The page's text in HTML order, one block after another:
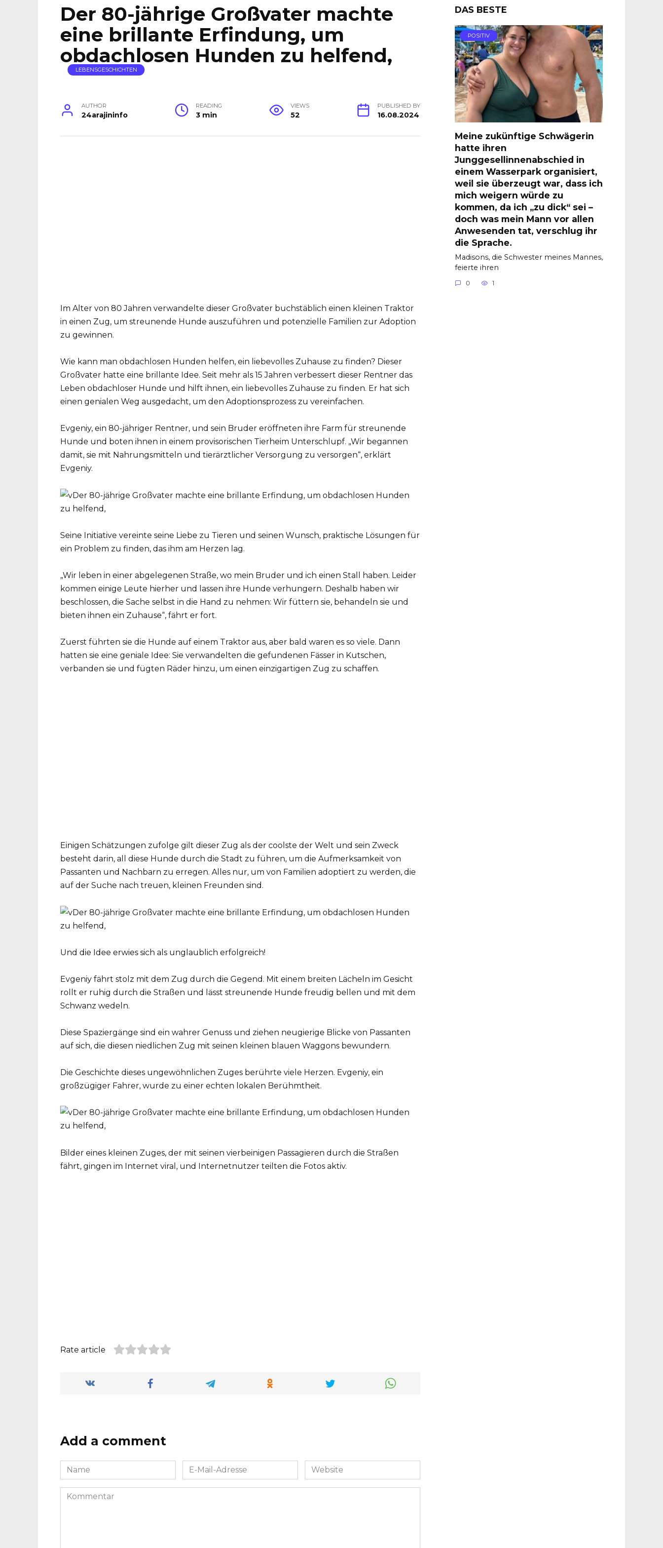
Der 80-jährige Großvater machte
eine brillante Erfindung, um
obdachlosen Hunden zu helfend,
LEBENSGESCHICHTEN
AUTHOR
24arajininfo
READING
3 min
VIEWS
52
PUBLISHED BY
16.08.2024
Im Alter von 80 Jahren verwandelte dieser Großvater buchstäblich einen kleinen Traktor
in einen Zug, um streunende Hunde auszuführen und potenzielle Familien zur Adoption
zu gewinnen.
Wie kann man obdachlosen Hunden helfen, ein liebevolles Zuhause zu finden? Dieser
Großvater hatte eine brillante Idee. Seit mehr als 15 Jahren verbessert dieser Rentner das
Leben obdachloser Hunde und hilft ihnen, ein liebevolles Zuhause zu finden. Er hat sich
einen genialen Weg ausgedacht, um den Adoptionsprozess zu vereinfachen.
Evgeniy, ein 80-jähriger Rentner, und sein Bruder eröffneten ihre Farm für streunende
Hunde und boten ihnen in einem provisorischen Tierheim Unterschlupf. „Wir begannen
damit, sie mit Nahrungsmitteln und tierärztlicher Versorgung zu versorgen“, erklärt
Evgeniy.
Seine Initiative vereinte seine Liebe zu Tieren und seinen Wunsch, praktische Lösungen für
ein Problem zu finden, das ihm am Herzen lag.
„Wir leben in einer abgelegenen Straße, wo mein Bruder und ich einen Stall haben. Leider
kommen einige Leute hierher und lassen ihre Hunde verhungern. Deshalb haben wir
beschlossen, die Sache selbst in die Hand zu nehmen: Wir füttern sie, behandeln sie und
bieten ihnen ein Zuhause“, fährt er fort.
Zuerst führten sie die Hunde auf einem Traktor aus, aber bald waren es so viele. Dann
hatten sie eine geniale Idee: Sie verwandelten die gefundenen Fässer in Kutschen,
verbanden sie und fügten Räder hinzu, um einen einzigartigen Zug zu schaffen.
Einigen Schätzungen zufolge gilt dieser Zug als der coolste der Welt und sein Zweck
besteht darin, all diese Hunde durch die Stadt zu führen, um die Aufmerksamkeit von
Passanten und Nachbarn zu erregen. Alles nur, um von Familien adoptiert zu werden, die
auf der Suche nach treuen, kleinen Freunden sind.
Und die Idee erwies sich als unglaublich erfolgreich!
Evgeniy fährt stolz mit dem Zug durch die Gegend. Mit einem breiten Lächeln im Gesicht
rollt er ruhig durch die Straßen und lässt streunende Hunde freudig bellen und mit dem
Schwanz wedeln.
Diese Spaziergänge sind ein wahrer Genuss und ziehen neugierige Blicke von Passanten
auf sich, die diesen niedlichen Zug mit seinen kleinen blauen Waggons bewundern.
Die Geschichte dieses ungewöhnlichen Zuges berührte viele Herzen. Evgeniy, ein
großzügiger Fahrer, wurde zu einer echten lokalen Berühmtheit.
Bilder eines kleinen Zuges, der mit seinen vierbeinigen Passagieren durch die Straßen
fährt, gingen im Internet viral, und Internetnutzer teilten die Fotos aktiv.
Rate article
Add a comment
Name
*
E-
Mail-
Adresse
Website
Kommentar
DAS BESTE
POSITIV
Meine zukünftige Schwägerin
hatte ihren
Junggesellinnenabschied in
einem Wasserpark organisiert,
weil sie überzeugt war, dass ich
mich weigern würde zu
kommen, da ich „zu dick“ sei –
doch was mein Mann vor allen
Anwesenden tat, verschlug ihr
die Sprache.
Madisons, die Schwester meines Mannes,
feierte ihren
0 1